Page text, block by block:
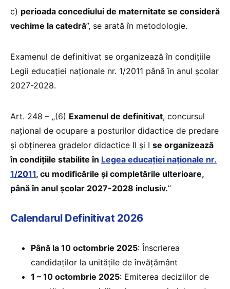
c) perioada concediului de maternitate se consideră
vechime la catedră”, se arată în metodologie.
Examenul de definitivat se organizează în condițiile
Legii educației naționale nr. 1/2011 până în anul școlar
2027-2028.
Art. 248 – „(6) Examenul de definitivat, concursul
național de ocupare a posturilor didactice de predare
și obținerea gradelor didactice II și I se organizează
în condițiile stabilite în Legea educației naționale nr.
1/2011, cu modificările și completările ulterioare,
până în anul școlar 2027-2028 inclusiv.”
Calendarul Definitivat 2026
Până la 10 octombrie 2025: Înscrierea
candidaților la unitățile de învățământ
1 – 10 octombrie 2025: Emiterea deciziilor de